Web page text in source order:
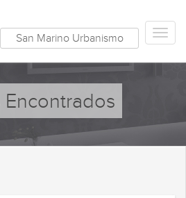
San Marino Urbanismo
Encontrados